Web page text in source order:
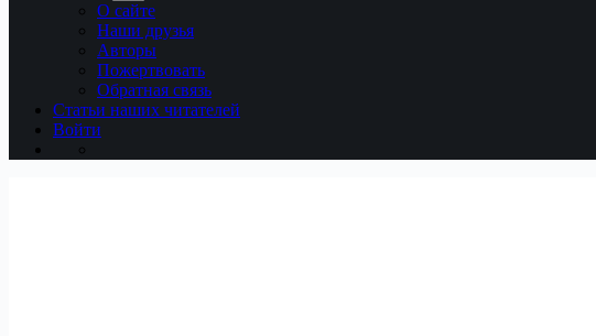
О сайте
Наши друзья
Авторы
Пожертвовать
Обратная связь
Статьи наших читателей
Войти